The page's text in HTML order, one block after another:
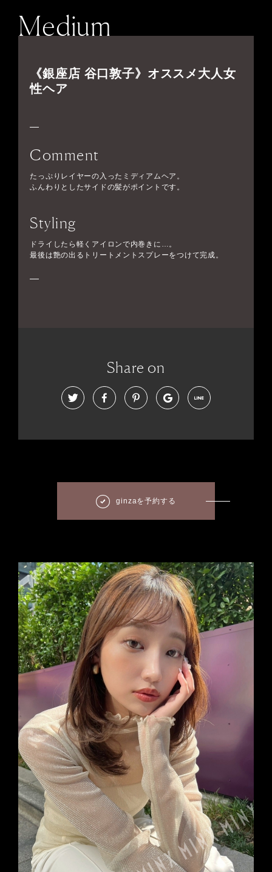
Medium
《銀座店 谷口敦子》オススメ大人女
性ヘア
Comment
たっぷりレイヤーの入ったミディアムヘア。
ふんわりとしたサイドの髪がポイントです。
Styling
ドライしたら軽くアイロンで内巻きに…。
最後は艶の出るトリートメントスプレーをつけて完成。
Share on
ginzaを予約する